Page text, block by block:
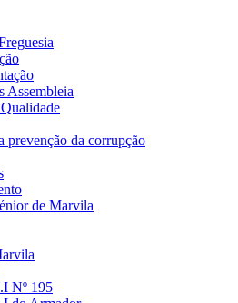
Assembleia
prevenção da corrupção
de Marvila
Nº 195